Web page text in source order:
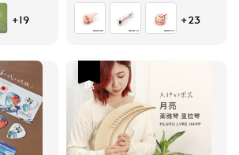
+19
price
price
+23